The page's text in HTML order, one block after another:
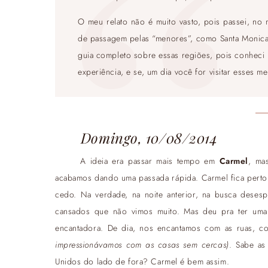
O meu relato não é muito vasto, pois passei, no
de passagem pelas “menores”, como Santa
guia completo sobre essas regiões, pois
experiência, e se, um dia você for visitar esses
Domingo, 10/08/2014
A ideia era passar mais tempo em Carmel,
acabamos dando uma passada rápida. Carmel fica
cedo. Na verdade, na noite anterior, na busca
cansados que não vimos muito. Mas deu pra ter
encantadora. De dia, nos encantamos com as ruas,
impressionávamos com as casas sem cercas). Sabe
Unidos do lado de fora? Carmel é bem assim.